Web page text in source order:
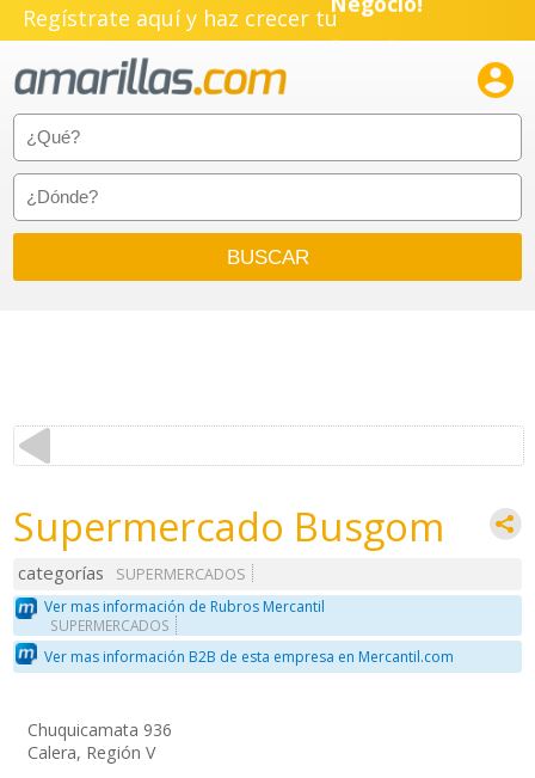
Regístrate aquí y haz crecer tuNegocio!
Emprendimiento!

Supermercado Busgom
categorías
SUPERMERCADOS
Ver mas información de Rubros Mercantil
SUPERMERCADOS
Ver mas información B2B de esta empresa en Mercantil.com
Chuquicamata 936
Calera, Región V